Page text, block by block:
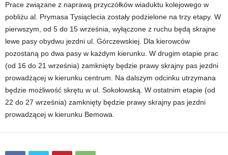
Prace związane z naprawą przyczółków wiaduktu kolejowego w
pobliżu al. Prymasa Tysiąclecia zostały podzielone na trzy etapy. W
pierwszym, od 5 do 15 września, wyłączone z ruchu będą skrajne
lewe pasy obydwu jezdni ul. Górczewskiej. Dla kierowców
pozostaną po dwa pasy w każdym kierunku. W drugim etapie prac
(od 16 do 21 września) zamknięty będzie prawy skrajny pas jezdni
prowadzącej w kierunku centrum. Na dalszym odcinku utrzymana
będzie możliwość skrętu w ul. Sokołowską. W ostatnim etapie (od
22 do 27 września) zamknięty będzie prawy skrajny pas jezdni
prowadzącej w kierunku Bemowa.